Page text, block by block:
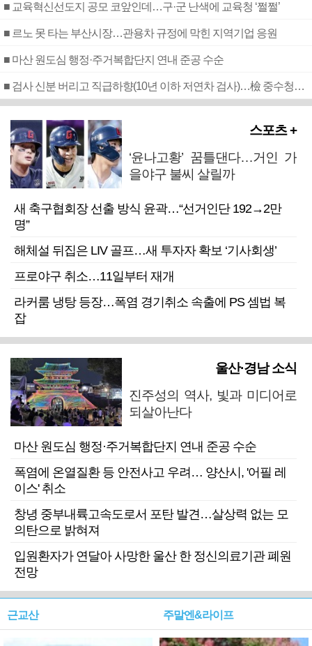
■ 교육혁신선도지 공모 코앞인데…구·군 난색에 교육청 ‘쩔쩔’
■ 르노 못 타는 부산시장…관용차 규정에 막힌 지역기업 응원
■ 마산 원도심 행정·주거복합단지 연내 준공 수순
■ 검사 신분 버리고 직급하향(10년 이하 저연차 검사)…檢 중수청행 기피
스포츠 +
‘윤나고황’ 꿈틀댄다…거인 가
을야구 불씨 살릴까
새 축구협회장 선출 방식 윤곽…“선거인단 192→2만
명”
해체설 뒤집은 LIV 골프…새 투자자 확보 ‘기사회생’
프로야구 취소…11일부터 재개
라커룸 냉탕 등장…폭염 경기취소 속출에 PS 셈법 복
잡
울산·경남 소식
진주성의 역사, 빛과 미디어로
되살아난다
마산 원도심 행정·주거복합단지 연내 준공 수순
폭염에 온열질환 등 안전사고 우려… 양산시, '어필 레
이스' 취소
창녕 중부내륙고속도로서 포탄 발견…살상력 없는 모
의탄으로 밝혀져
입원환자가 연달아 사망한 울산 한 정신의료기관 폐원
전망
근교산 주말엔&라이프